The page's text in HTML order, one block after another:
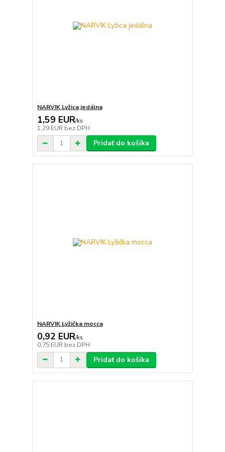
NARVIK Lyžica jedálna
1,59 EUR/ks
1,29 EUR bez DPH
Pridať do košíka
NARVIK Lyžička mocca
0,92 EUR/ks
0,75 EUR bez DPH
Pridať do košíka